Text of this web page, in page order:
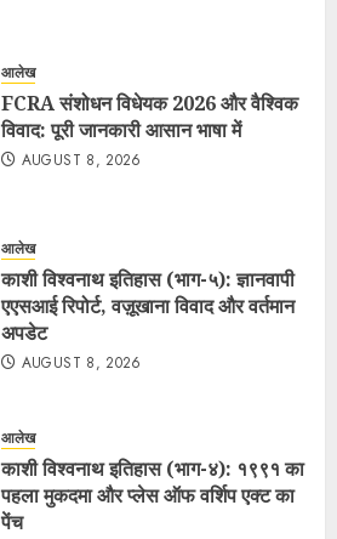
आलेख
FCRA संशोधन विधेयक 2026 और वैश्विक
विवाद: पूरी जानकारी आसान भाषा में
AUGUST 8, 2026
आलेख
काशी विश्वनाथ इतिहास (भाग-५): ज्ञानवापी
एएसआई रिपोर्ट, वज़ूखाना विवाद और वर्तमान
अपडेट
AUGUST 8, 2026
आलेख
काशी विश्वनाथ इतिहास (भाग-४): १९९१ का
पहला मुकदमा और प्लेस ऑफ वर्शिप एक्ट का
पेंच